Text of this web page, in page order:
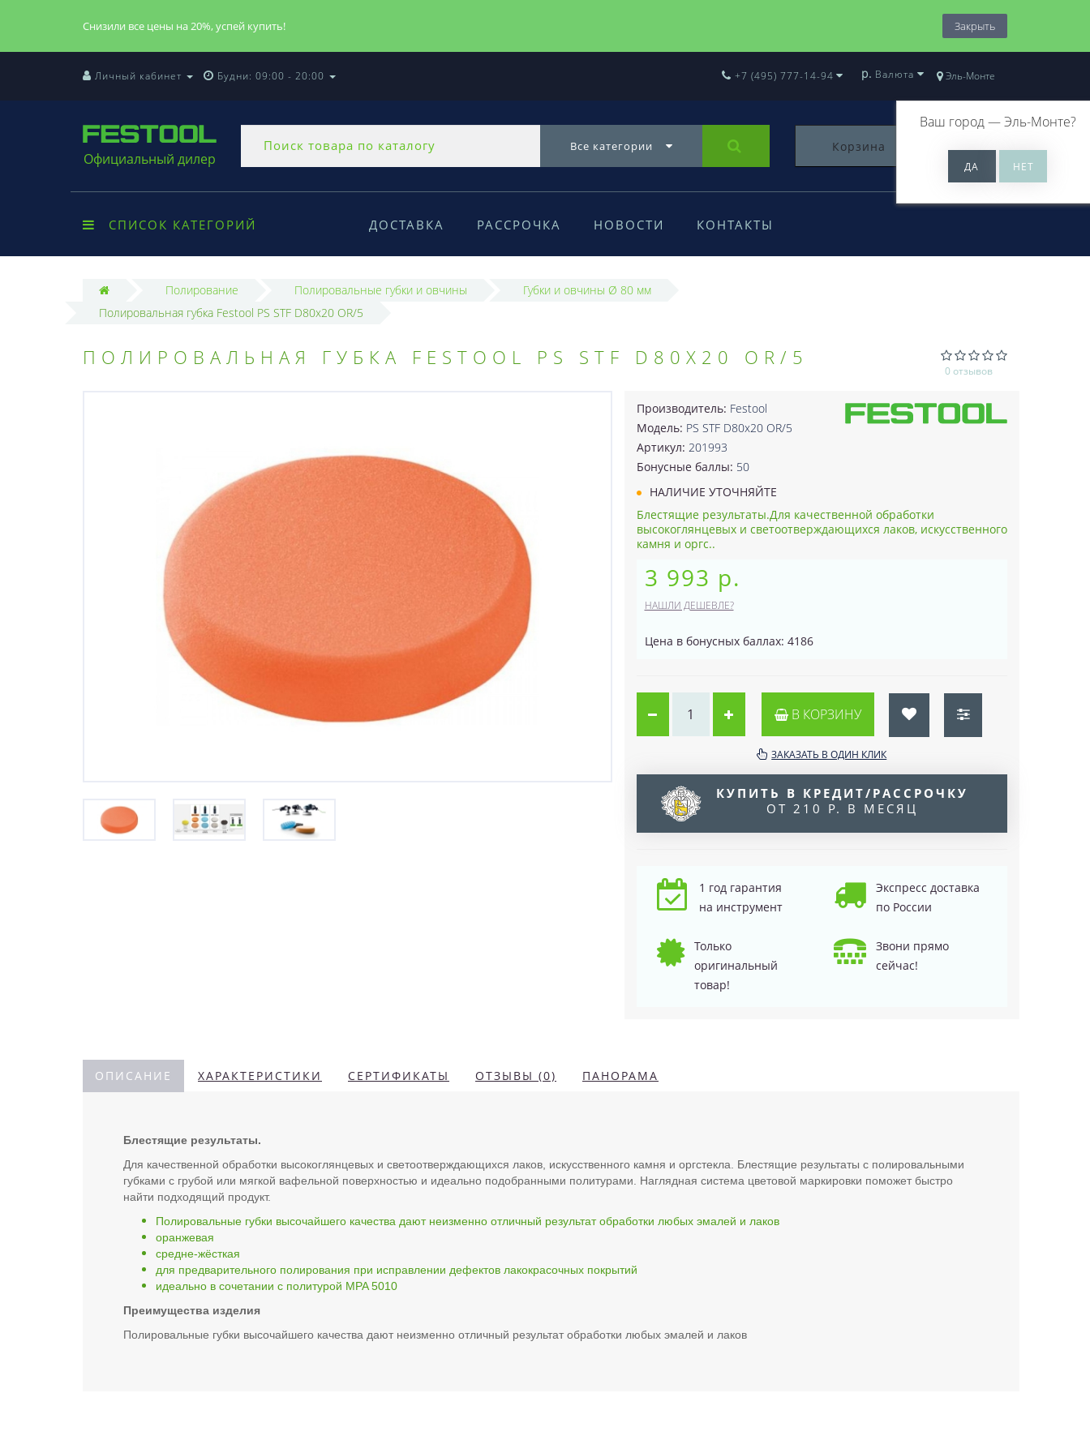
Снизили все цены на 20%, успей купить! Закрыть
Личный кабинет Будни: 09:00 - 20:00 Эль-Монте
Ваш город —Эль-Монте?
+7 (495) 777-14-94 р. Валюта
Официальный дилер
Все категории Корзина 0
СПИСОК КАТЕГОРИЙ ДОСТАВКА РАССРОЧКА НОВОСТИ КОНТАКТЫ
Полирование Полировальные губки и овчины
Губки и овчины Ø 80 мм
Полировальная губка Festool PS STF D80x20 OR/5
ПОЛИРОВАЛЬНАЯ ГУБКА FESTOOL PS STF D80X20 OR/5
0 отзывов
Производитель: Festool
Модель: PS STF D80x20 OR/5
Артикул: 201993
Бонусные баллы: 50
НАЛИЧИЕ УТОЧНЯЙТЕ
Блестящие результаты.Для качественной обработки
высокоглянцевых и светоотверждающихся лаков, искусственного
камня и оргс..
3 993 р.
НАШЛИ ДЕШЕВЛЕ?
Цена в бонусных баллах: 4186
В КОРЗИНУ
ЗАКАЗАТЬ В ОДИН КЛИК
КУПИТЬ В КРЕДИТ/РАССРОЧКУ
ОТ 210 Р. В МЕСЯЦ
1 год гарантия
на инструмент
Экспресс доставка
по России
Только
оригинальный
товар!
Звони прямо
сейчас!
ОПИСАНИЕ ХАРАКТЕРИСТИКИ СЕРТИФИКАТЫ ОТЗЫВЫ (0) ПАНОРАМА
Блестящие результаты.
Для качественной обработки высокоглянцевых и светоотверждающихся лаков, искусственного камня и оргстекла. Блестящие результаты с полировальными
губками с грубой или мягкой вафельной поверхностью и идеально подобранными политурами. Наглядная система цветовой маркировки поможет быстро
найти подходящий продукт.
Полировальные губки высочайшего качества дают неизменно отличный результат обработки любых эмалей и лаков
оранжевая
средне-жёсткая
для предварительного полирования при исправлении дефектов лакокрасочных покрытий
идеально в сочетании с политурой MPA 5010
Преимущества изделия
Полировальные губки высочайшего качества дают неизменно отличный результат обработки любых эмалей и лаков